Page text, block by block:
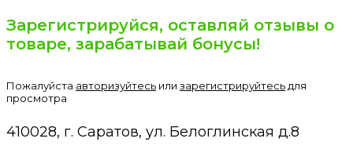
Зарегистрируйся, оставляй отзывы о
товаре, зарабатывай бонусы!
Пожалуйста авторизуйтесь или зарегистрируйтесь для
просмотра
410028, г. Саратов, ул. Белоглинская д.8